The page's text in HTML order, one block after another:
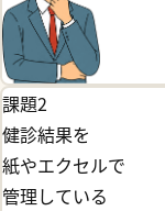
課題2
健診結果を
紙やエクセルで
管理している